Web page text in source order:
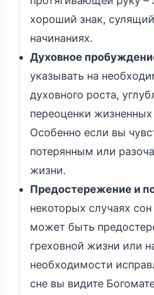
хороший знак,
начинаниях.
Духовное
указывать на
духовного роста,
переоценки жизненных
Особенно если вы
потерянным или
жизни.
Предостережение и
некоторых случаях
может быть
греховной жизни или
необходимости
сне вы видите